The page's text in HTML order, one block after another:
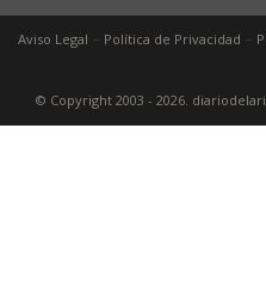
Aviso Legal Política de Privacidad
© Copyright 2003 - 2026.